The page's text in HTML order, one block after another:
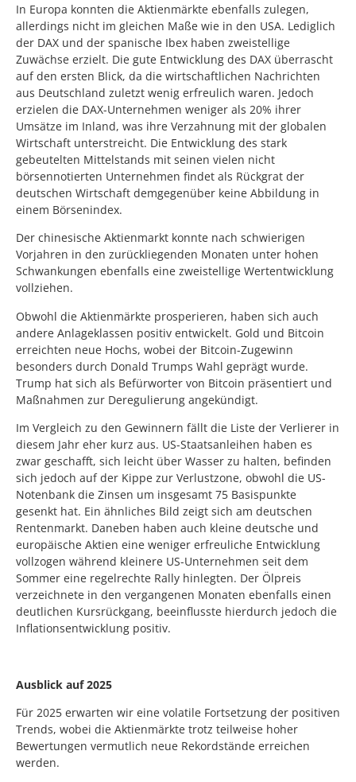
In Europa konnten die Aktienmärkte ebenfalls zulegen,
allerdings nicht im gleichen Maße wie in den USA. Lediglich
der DAX und der spanische Ibex haben zweistellige
Zuwächse erzielt. Die gute Entwicklung des DAX überrascht
auf den ersten Blick, da die wirtschaftlichen Nachrichten
aus Deutschland zuletzt wenig erfreulich waren. Jedoch
erzielen die DAX-Unternehmen weniger als 20% ihrer
Umsätze im Inland, was ihre Verzahnung mit der globalen
Wirtschaft unterstreicht. Die Entwicklung des stark
gebeutelten Mittelstands mit seinen vielen nicht
börsennotierten Unternehmen findet als Rückgrat der
deutschen Wirtschaft demgegenüber keine Abbildung in
einem Börsenindex.
Der chinesische Aktienmarkt konnte nach schwierigen
Vorjahren in den zurückliegenden Monaten unter hohen
Schwankungen ebenfalls eine zweistellige Wertentwicklung
vollziehen.
Obwohl die Aktienmärkte prosperieren, haben sich auch
andere Anlageklassen positiv entwickelt. Gold und Bitcoin
erreichten neue Hochs, wobei der Bitcoin-Zugewinn
besonders durch Donald Trumps Wahl geprägt wurde.
Trump hat sich als Befürworter von Bitcoin präsentiert und
Maßnahmen zur Deregulierung angekündigt.
Im Vergleich zu den Gewinnern fällt die Liste der Verlierer in
diesem Jahr eher kurz aus. US-Staatsanleihen haben es
zwar geschafft, sich leicht über Wasser zu halten, befinden
sich jedoch auf der Kippe zur Verlustzone, obwohl die US-
Notenbank die Zinsen um insgesamt 75 Basispunkte
gesenkt hat. Ein ähnliches Bild zeigt sich am deutschen
Rentenmarkt. Daneben haben auch kleine deutsche und
europäische Aktien eine weniger erfreuliche Entwicklung
vollzogen während kleinere US-Unternehmen seit dem
Sommer eine regelrechte Rally hinlegten. Der Ölpreis
verzeichnete in den vergangenen Monaten ebenfalls einen
deutlichen Kursrückgang, beeinflusste hierdurch jedoch die
Inflationsentwicklung positiv.
Ausblick auf 2025
Für 2025 erwarten wir eine volatile Fortsetzung der positiven
Trends, wobei die Aktienmärkte trotz teilweise hoher
Bewertungen vermutlich neue Rekordstände erreichen
werden.